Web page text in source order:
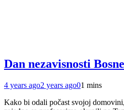
Dan nezavisnosti
4 years ago2 years ago01 mins
Kako bi odali počast svojoj